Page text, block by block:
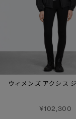
ウィメンズ アクシス
¥102,300